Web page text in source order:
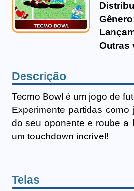
Outras
Descrição
Tecmo Bowl é um jogo de
Experimente partidas
do seu oponente e roube a
um touchdown incrível!
Telas